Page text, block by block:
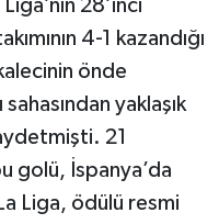
28’inci
4-1 kazandığı
önde
yaklaşık
21
golü, İspanya’da
Liga, ödülü resmi